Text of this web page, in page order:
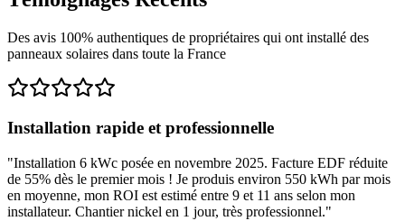
Des avis 100% authentiques de propriétaires qui ont installé des
panneaux solaires dans toute la France
Installation rapide et professionnelle
"Installation 6 kWc posée en novembre 2025. Facture EDF réduite
de 55% dès le premier mois ! Je produis environ 550 kWh par mois
en moyenne, mon ROI est estimé entre 9 et 11 ans selon mon
installateur. Chantier nickel en 1 jour, très professionnel."